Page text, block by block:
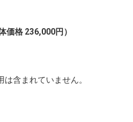
価格 236,000円）
含まれていません。